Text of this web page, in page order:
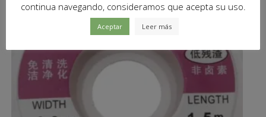
continua navegando, consideramos que acepta su uso.
Aceptar Leer más